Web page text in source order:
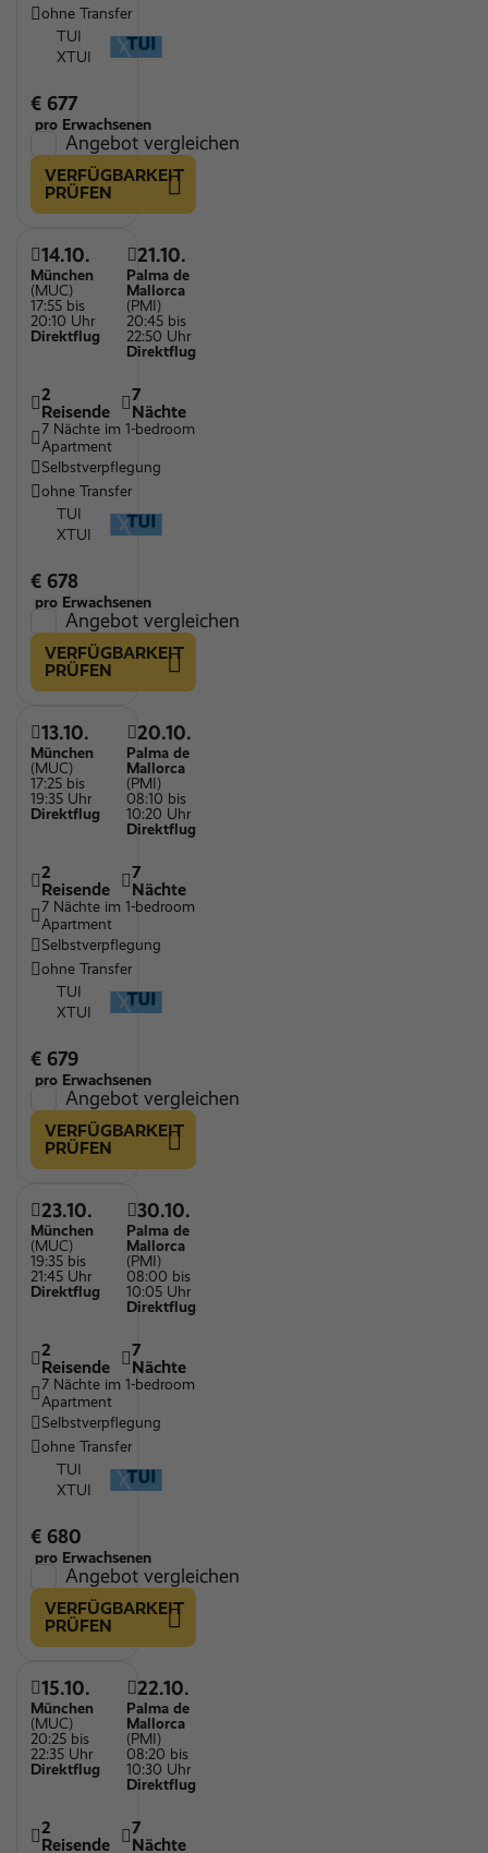
ohne Transfer
TUI
XTUI
€ 677
pro Erwachsenen
Angebot vergleichen
VERFÜGBARKEIT
PRÜFEN
14.10.
München
(MUC)
17:55 bis
20:10 Uhr
Direktflug
21.10.
Palma de
Mallorca
(PMI)
20:45 bis
22:50 Uhr
Direktflug
2
Reisende
7
Nächte
7 Nächte im 1-bedroom
Apartment
Selbstverpflegung
ohne Transfer
TUI
XTUI
€ 678
pro Erwachsenen
Angebot vergleichen
VERFÜGBARKEIT
PRÜFEN
13.10.
München
(MUC)
17:25 bis
19:35 Uhr
Direktflug
20.10.
Palma de
Mallorca
(PMI)
08:10 bis
10:20 Uhr
Direktflug
2
Reisende
7
Nächte
7 Nächte im 1-bedroom
Apartment
Selbstverpflegung
ohne Transfer
TUI
XTUI
€ 679
pro Erwachsenen
Angebot vergleichen
VERFÜGBARKEIT
PRÜFEN
23.10.
München
(MUC)
19:35 bis
21:45 Uhr
Direktflug
30.10.
Palma de
Mallorca
(PMI)
08:00 bis
10:05 Uhr
Direktflug
2
Reisende
7
Nächte
7 Nächte im 1-bedroom
Apartment
Selbstverpflegung
ohne Transfer
TUI
XTUI
€ 680
pro Erwachsenen
Angebot vergleichen
VERFÜGBARKEIT
PRÜFEN
15.10.
München
(MUC)
20:25 bis
22:35 Uhr
Direktflug
22.10.
Palma de
Mallorca
(PMI)
08:20 bis
10:30 Uhr
Direktflug
2
Reisende
7
Nächte